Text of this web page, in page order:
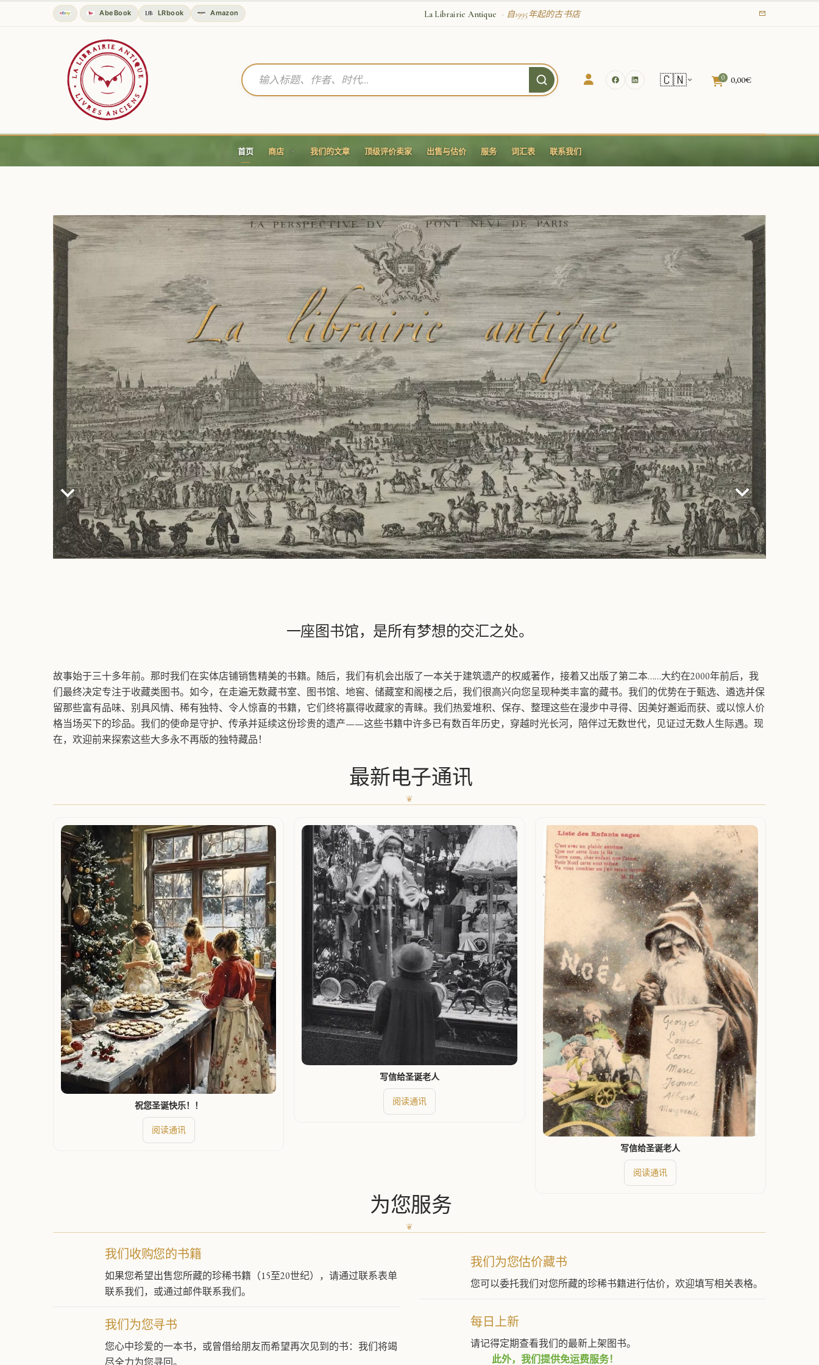
古籍、珍本和二手书 | La Librairie Antique
AbeBook LRbook Amazon La Librairie Antique · 自1995年起的古书店
🇨🇳 0 0,00€
首页 商店 我们的文章 顶级评价卖家 出售与估价 服务 词汇表 联系我们
一座图书馆，是所有梦想的交汇之处。
故事始于三十多年前。那时我们在实体店铺销售精美的书籍。随后，我们有机会出版了一本关于建筑遗产的权威著作，接着又出版了第二本……大约在2000年前后，我
们最终决定专注于收藏类图书。如今，在走遍无数藏书室、图书馆、地窖、储藏室和阁楼之后，我们很高兴向您呈现种类丰富的藏书。我们的优势在于甄选、遴选并保
留那些富有品味、别具风情、稀有独特、令人惊喜的书籍，它们终将赢得收藏家的青睐。我们热爱堆积、保存、整理这些在漫步中寻得、因美好邂逅而获、或以惊人价
格当场买下的珍品。我们的使命是守护、传承并延续这份珍贵的遗产——这些书籍中许多已有数百年历史，穿越时光长河，陪伴过无数世代，见证过无数人生际遇。现
在，欢迎前来探索这些大多永不再版的独特藏品！
最新电子通讯
祝您圣诞快乐！！
阅读通讯
写信给圣诞老人
阅读通讯
写信给圣诞老人
阅读通讯
为您服务
我们收购您的书籍
如果您希望出售您所藏的珍稀书籍（15至20世纪），请通过联系表单
联系我们，或通过邮件联系我们。
我们为您估价藏书
您可以委托我们对您所藏的珍稀书籍进行估价，欢迎填写相关表格。
我们为您寻书
您心中珍爱的一本书，或曾借给朋友而希望再次见到的书：我们将竭
每日上新
请记得定期查看我们的最新上架图书。
此外，我们提供免运费服务！